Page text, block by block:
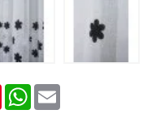
PinterestWhatsApp
Email